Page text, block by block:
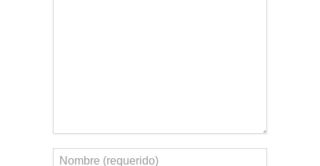
Nombre